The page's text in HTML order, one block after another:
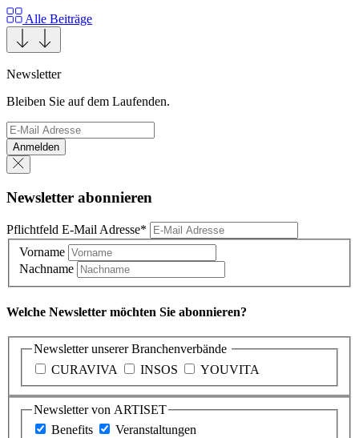
Alle Beiträge
Newsletter
Bleiben Sie auf dem Laufenden.
Anmelden
Newsletter abonnieren
Pflichtfeld E-Mail Adresse*
Vorname
Nachname
Welche Newsletter möchten Sie abonnieren?
Newsletter unserer Branchenverbände
CURAVIVA
INSOS YOUVITA
Newsletter von ARTISET
Benefits
Veranstaltungen